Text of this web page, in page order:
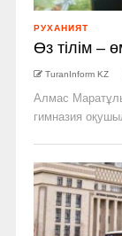
РУХАНИЯТ
Өз тілім –
TuranInform KZ
Алмас
гимназия